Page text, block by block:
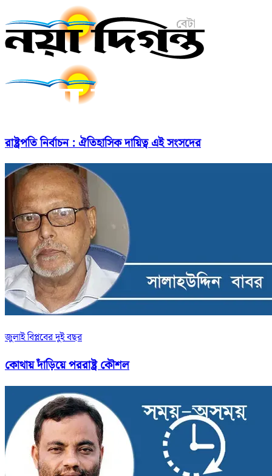
রাষ্ট্রপতি নির্বাচন : ঐতিহাসিক দায়িত্ব এই সংসদের
জুলাই বিপ্লবের দুই বছর
কোথায় দাঁড়িয়ে পররাষ্ট্র কৌশল